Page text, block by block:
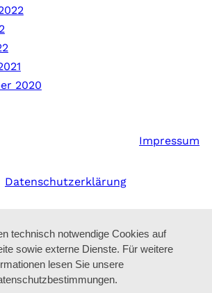
2020
Impressum
Datenschutzerklärung
technisch notwendige Cookies auf
sowie externe Dienste. Für weitere
lesen Sie unsere